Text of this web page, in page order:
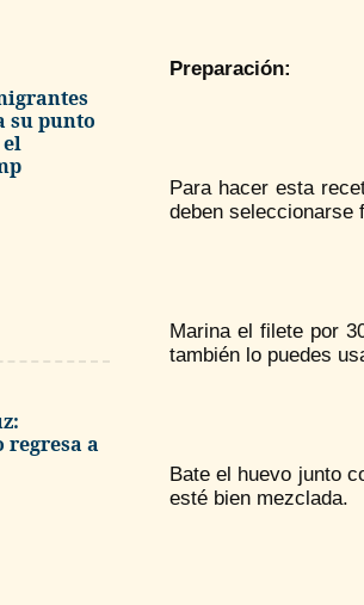
su punto
regresa a
Preparación:
Para hacer esta
deben seleccionarse
Marina el filete por
también lo puedes
Bate el huevo junto
esté bien mezclada.